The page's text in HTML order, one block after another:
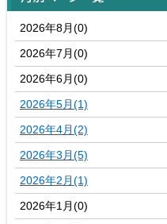
2026年8月(0)
2026年7月(0)
2026年6月(0)
2026年5月(1)
2026年4月(2)
2026年3月(5)
2026年2月(1)
2026年1月(0)